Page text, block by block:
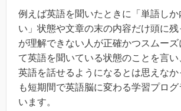
例えば英語を聞いたときに「単語し
い」状態や文章の末の内容だけ頭に
が理解できない人が正確かつスムー
て英語を聞いている状態のことを言
英語を話せるようになるとは思えな
も短期間で英語脳に変わる学習プロ
います。